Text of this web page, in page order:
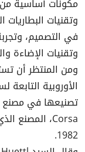
مكونات أساسية من
في التصميم،
وتقنيات الإضاءة
ومن المنتظر أن
الأوروبية
1982.